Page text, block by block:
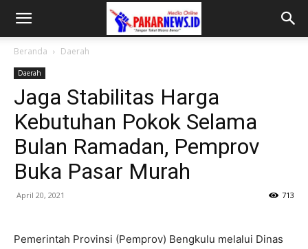
Beranda Daerah
Daerah
Jaga Stabilitas Harga
Kebutuhan Pokok Selama
Bulan Ramadan, Pemprov
Buka Pasar Murah
April 20, 2021 713
Pemerintah Provinsi (Pemprov) Bengkulu melalui Dinas